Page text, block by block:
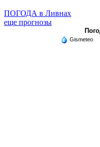
ПОГОДА в Ливнах
еще прогнозы
Gismeteo